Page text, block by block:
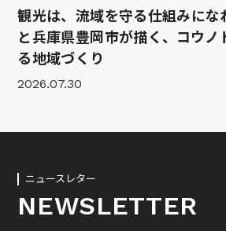
観光は、流域を守る仕組みにな
と兵庫県豊岡市が描く、コウノ
る地域づくり
2026.07.30
ニュースレター
NEWSLETTER